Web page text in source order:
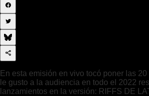
En esta emisión en vivo tocó poner las
le gusto a la audiencia en todo el 2022
lanzamientos en la versión: RIFFS DE